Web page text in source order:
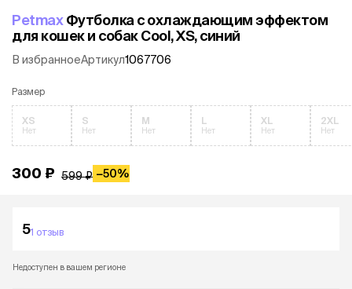
PetmaxФутболка с охлаждающим эффектом
для кошек и собак Cool, XS, синий
В избранноеАртикул1067706
Размер
XS
Нет
S
Нет
M
Нет
L
Нет
XL
Нет
2XL
Нет
300 ₽ 599 ₽ −50%
51 отзыв
Недоступен в вашем регионе